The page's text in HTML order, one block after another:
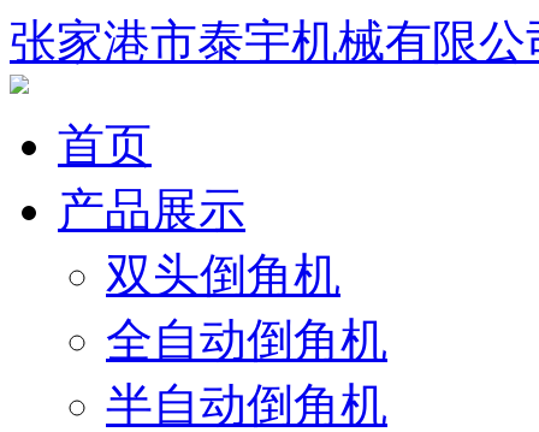
张家港市泰宇机械有限公
首页
产品展示
双头倒角机
全自动倒角机
半自动倒角机